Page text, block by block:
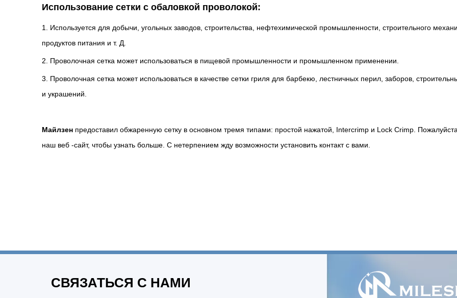
Использование сетки с обаловкой проволокой:
1. Используется для добычи, угольных заводов, строительства, нефтехимической промышленности, строительного
продуктов питания и т. Д.
2. Проволочная сетка может использоваться в пищевой промышленности и промышленном применении.
3. Проволочная сетка может использоваться в качестве сетки гриля для барбекю, лестничных перил, заборов,
и украшений.
Майлзен предоставил обжаренную сетку в основном тремя типами: простой нажатой, Intercrimp и Lock Crimp.
наш веб -сайт, чтобы узнать больше. С нетерпением жду возможности установить контакт с вами.
СВЯЗАТЬСЯ С НАМИ